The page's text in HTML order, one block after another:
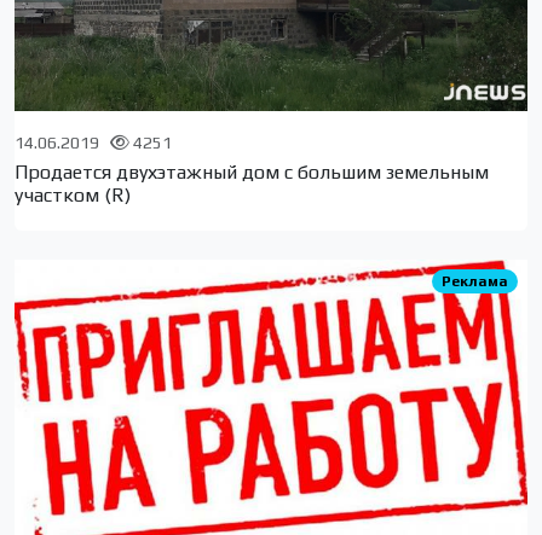
14.06.2019 4251
Продается двухэтажный дом с большим земельным
участком (R)
Реклама